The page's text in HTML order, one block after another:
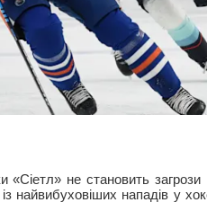
«Сіетл» не становить
найвибуховіших нападів у